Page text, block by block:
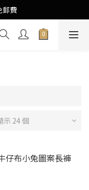
purchase
郵費
purchase
示 24 個